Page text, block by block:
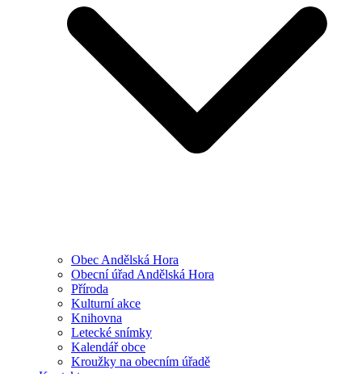
Obec Andělská Hora
Obecní úřad Andělská Hora
Příroda
Kulturní akce
Knihovna
Letecké snímky
Kalendář obce
Kroužky na obecním úřadě